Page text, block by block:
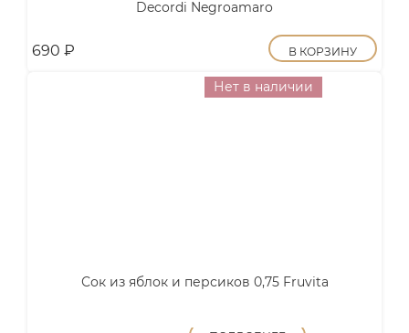
Decordi Negroamaro
690 ₽ В КОРЗИНУ
Нет в наличии
Сок из яблок и персиков 0,75 Fruvita